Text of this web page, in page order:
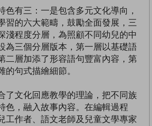
色有三：一是包含多元文化導向，
習的六大範疇，鼓勵全面發展，三
淺程度分層，為照顧不同幼兒的中
為三個分層版本，第一層以基礎語
二層加添了形容語句豐富內容，第
的句式描繪細節。
了文化回應教學的理論，把不同族
色，融入故事內容。在編輯過程
工作者、語文老師及兒童文學專家